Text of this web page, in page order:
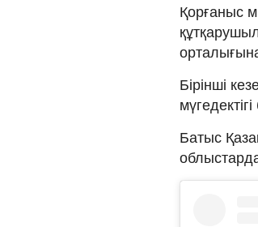
Қорғаныс
Бірінші
Батыс